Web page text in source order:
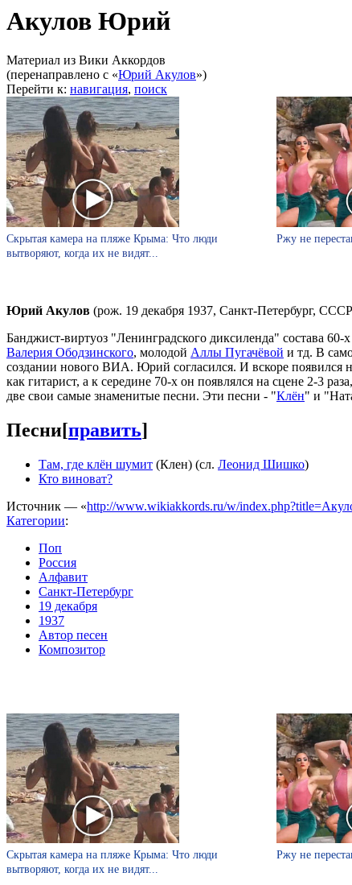
Акулов Юрий
Материал из Вики Аккордов
(перенаправлено с «Юрий Акулов»)
Перейти к: навигация, поиск
Скрытая камера на пляже Крыма: Что люди
вытворяют, когда их не видят...
Ржу не
Юрий Акулов (рож. 19 декабря 1937, Санкт-Петербург,
Банджист-виртуоз "Ленинградского диксиленда" состава
Валерия Ободзинского, молодой Аллы Пугачёвой и тд. В
создании нового ВИА. Юрий согласился. И вскоре появился
как гитарист, а к середине 70-х он появлялся на сцене 2-3
две свои самые знаменитые песни. Эти песни - "Клён" и
Песни[править]
Там, где клён шумит (Клен) (сл. Леонид Шишко)
Кто виноват?
Источник — «http://www.wikiakkords.ru/w/
Категории:
Поп
Россия
Алфавит
Санкт-Петербург
19 декабря
1937
Автор песен
Композитор
Скрытая камера на пляже Крыма: Что люди
вытворяют, когда их не видят...
Ржу не